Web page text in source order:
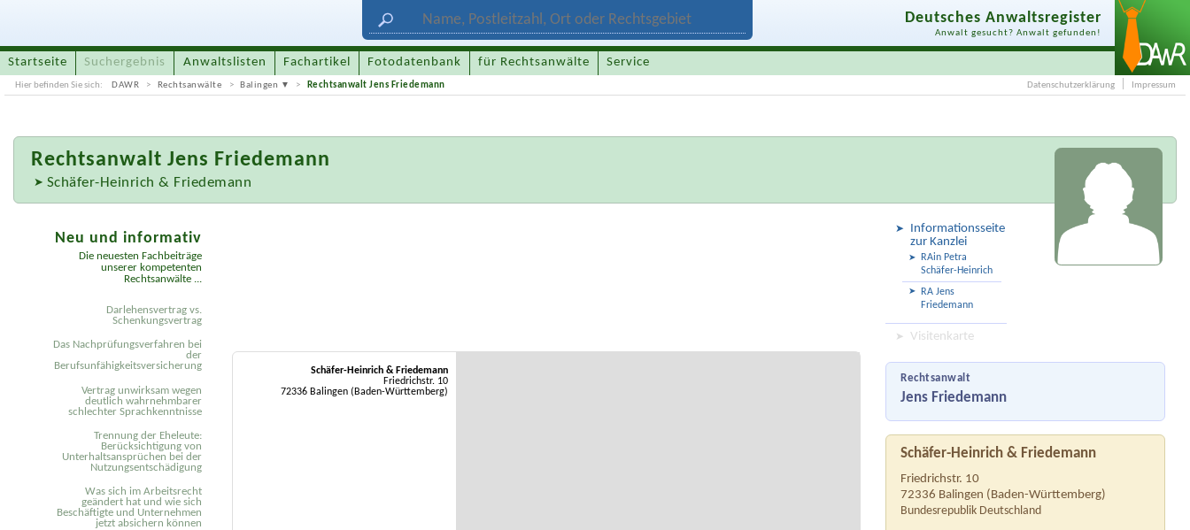
Deutsches Anwaltsregister
Anwalt gesucht? Anwalt gefunden!
Startseite Suchergebnis Anwaltslisten Fachartikel Fotodatenbank für Rechtsanwälte Service
Hier befinden Sie sich: DAWR Rechtsanwälte Balingen Rechtsanwalt Jens Friedemann Datenschutzerklärung Impressum
RechtsanwaltJens Friedemann
Schäfer-Heinrich & Friedemann
Informationsseite
zur Kanzlei
RAin Petra
Schäfer-Heinrich
RA Jens
Friedemann
Visitenkarte
Rechtsanwalt
Jens Friedemann
Schäfer-Heinrich & Friedemann
Friedrichstr. 10
72336 Balingen (Baden-Württemberg)
Bundesrepublik Deutschland
Schäfer-Heinrich & Friedemann
Friedrichstr. 10
72336 Balingen (Baden-Württemberg)
Neu und informativ
Die neuesten Fachbeiträge
unserer kompetenten
Rechtsanwälte ...
Darlehensvertrag vs.
Schenkungsvertrag
Das Nachprüfungsverfahren bei
der
Berufsunfähigkeitsversicherung
Vertrag unwirksam wegen
deutlich wahrnehmbarer
schlechter Sprachkenntnisse
Trennung der Eheleute:
Berücksichtigung von
Unterhaltsansprüchen bei der
Nutzungsentschädigung
Was sich im Arbeitsrecht
geändert hat und wie sich
Beschäftigte und Unternehmen
jetzt absichern können